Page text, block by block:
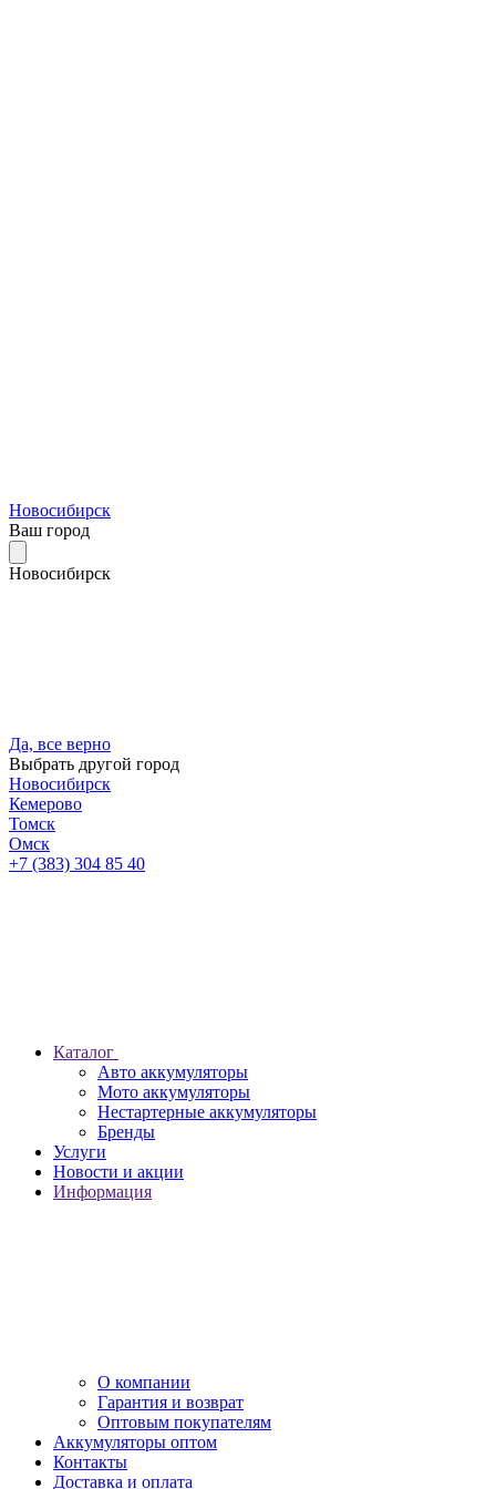
Новосибирск
Ваш город
Новосибирск
Да, все верно
Выбрать другой город
Новосибирск
Кемерово
Томск
Омск
+7 (383) 304 85 40
Каталог
Авто аккумуляторы
Мото аккумуляторы
Нестартерные аккумуляторы
Бренды
Услуги
Новости и акции
Информация
О компании
Гарантия и возврат
Оптовым покупателям
Аккумуляторы оптом
Контакты
Доставка и оплата